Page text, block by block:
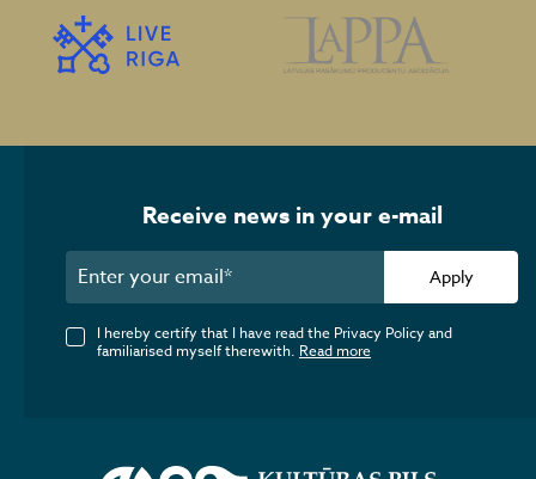
Receive news in your e-mail
Apply
I hereby certify that I have read the Privacy Policy and
familiarised myself therewith. Read more